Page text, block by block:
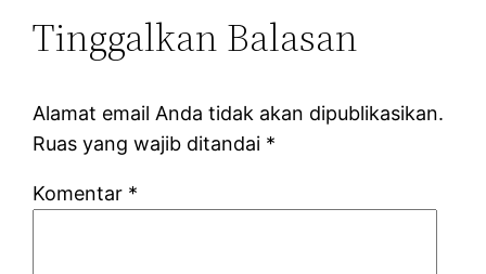
Tinggalkan Balasan
Alamat email Anda tidak akan dipublikasikan.
Ruas yang wajib ditandai *
Komentar *